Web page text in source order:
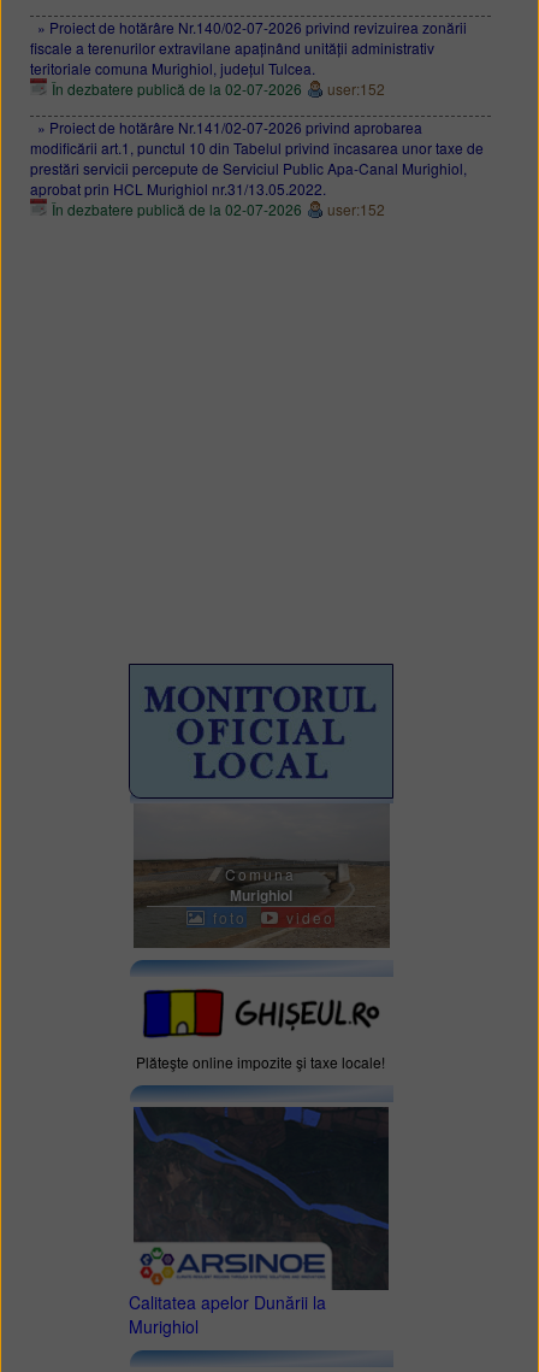
» Proiect de hotărâre Nr.140/02-07-2026 privind revizuirea zonării
fiscale a terenurilor extravilane apaținând unității administrativ
teritoriale comuna Murighiol, județul Tulcea.
În dezbatere publică de la 02-07-2026
user:152
» Proiect de hotărâre Nr.141/02-07-2026 privind aprobarea
modificării art.1, punctul 10 din Tabelul privind încasarea unor taxe de
prestări servicii percepute de Serviciul Public Apa-Canal Murighiol,
aprobat prin HCL Murighiol nr.31/13.05.2022.
În dezbatere publică de la 02-07-2026
user:152
Comuna
Murighiol
foto video
Plăteşte online impozite şi taxe locale!
Calitatea apelor Dunării la
Murighiol